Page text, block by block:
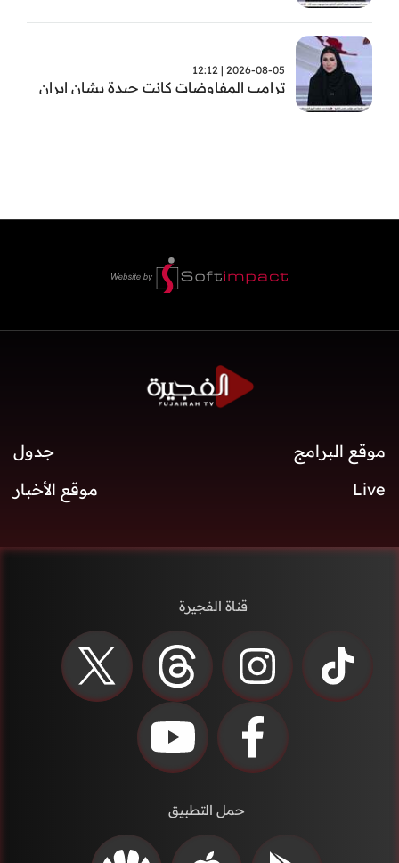
2026-08-05 | 12:12
ترامب المفاوضات كانت جيدة بشان ايران
موقع البرامج
جدول
Live
موقع الأخبار
قناة الفجيرة
حمل التطبيق